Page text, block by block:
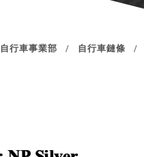
自行車事業部 自行車鏈條